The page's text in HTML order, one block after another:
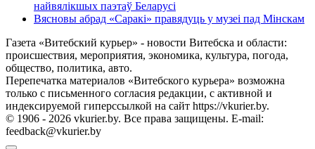
найвялікшых паэтаў Беларусі
Вясновы абрад «Саракі» правядуць у музеі пад Мінскам
Газета «Витебский курьер» - новости Витебска и области:
происшествия, мероприятия, экономика, культура, погода,
общество, политика, авто.
Перепечатка материалов «Витебского курьера» возможна
только с письменного согласия редакции, с активной и
индексируемой гиперссылкой на сайт https://vkurier.by.
© 1906 - 2026 vkurier.by. Все права защищены. E-mail:
feedback@vkurier.by